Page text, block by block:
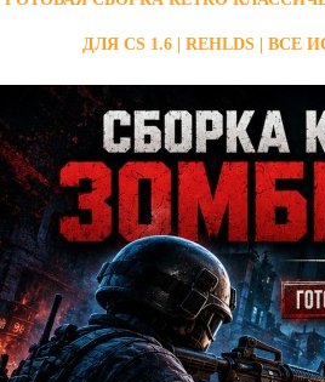
ДЛЯ CS 1.6 | REHLDS | ВСЕ